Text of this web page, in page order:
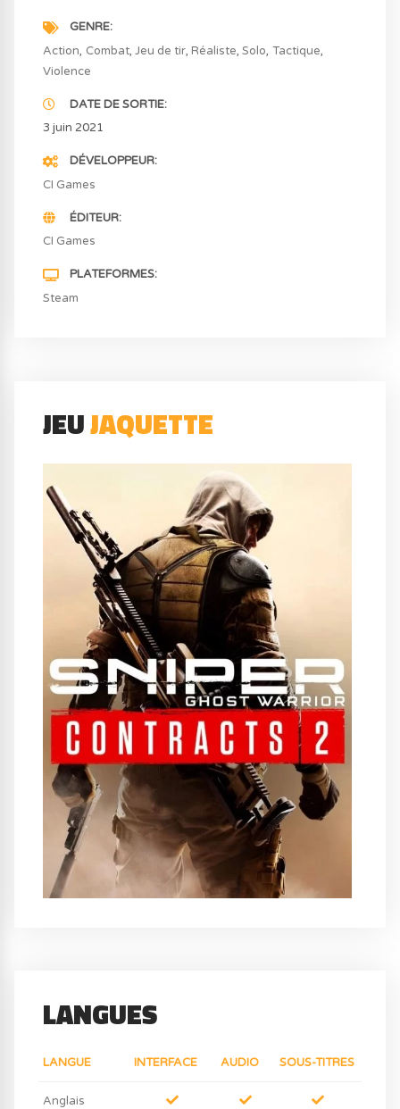
GENRE
Action Combat Jeu de tir Réaliste Solo Tactique
Violence
DATE DE SORTIE
3 juin 2021
DÉVELOPPEUR
CI Games
ÉDITEUR
CI Games
PLATEFORMES
Steam
JEUJAQUETTE
LANGUES
LANGUE INTERFACE AUDIO SOUS-TITRES
Anglais